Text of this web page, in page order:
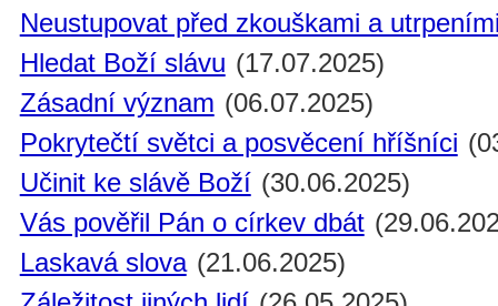
Neustupovat před zkouškami a
Hledat Boží slávu (17.07.2025)
Zásadní význam (06.07.2025)
Pokrytečtí světci a posvěcení hříšníci
Učinit ke slávě Boží (30.06.2025)
Vás pověřil Pán o církev dbát
Laskavá slova (21.06.2025)